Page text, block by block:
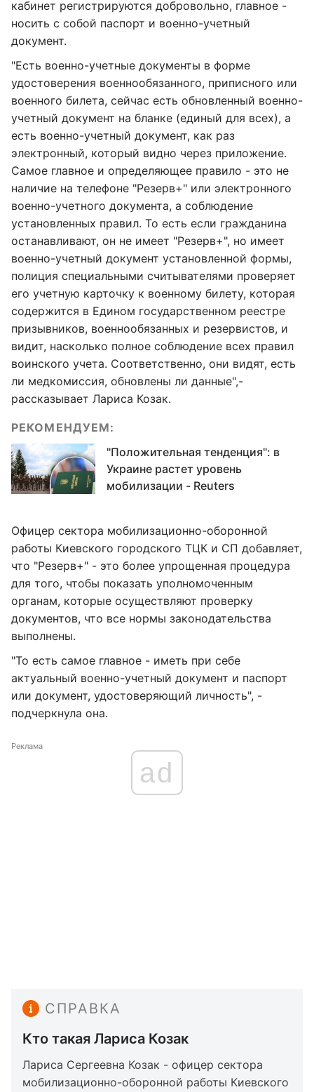
кабинет регистрируются добровольно, главное -
носить с собой паспорт и военно-учетный
документ.
"Есть военно-учетные документы в форме
удостоверения военнообязанного, приписного или
военного билета, сейчас есть обновленный военно-
учетный документ на бланке (единый для всех), а
есть военно-учетный документ, как раз
электронный, который видно через приложение.
Самое главное и определяющее правило - это не
наличие на телефоне "Резерв+" или электронного
военно-учетного документа, а соблюдение
установленных правил. То есть если гражданина
останавливают, он не имеет "Резерв+", но имеет
военно-учетный документ установленной формы,
полиция специальными считывателями проверяет
его учетную карточку к военному билету, которая
содержится в Едином государственном реестре
призывников, военнообязанных и резервистов, и
видит, насколько полное соблюдение всех правил
воинского учета. Соответственно, они видят, есть
ли медкомиссия, обновлены ли данные",-
рассказывает Лариса Козак.
РЕКОМЕНДУЕМ:
"Положительная тенденция": в
Украине растет уровень
мобилизации - Reuters
Офицер сектора мобилизационно-оборонной
работы Киевского городского ТЦК и СП добавляет,
что "Резерв+" - это более упрощенная процедура
для того, чтобы показать уполномоченным
органам, которые осуществляют проверку
документов, что все нормы законодательства
выполнены.
"То есть самое главное - иметь при себе
актуальный военно-учетный документ и паспорт
или документ, удостоверяющий личность", -
подчеркнула она.
Реклама
ad
СПРАВКА
Кто такая Лариса Козак
Лариса Сергеевна Козак - офицер сектора
мобилизационно-оборонной работы Киевского